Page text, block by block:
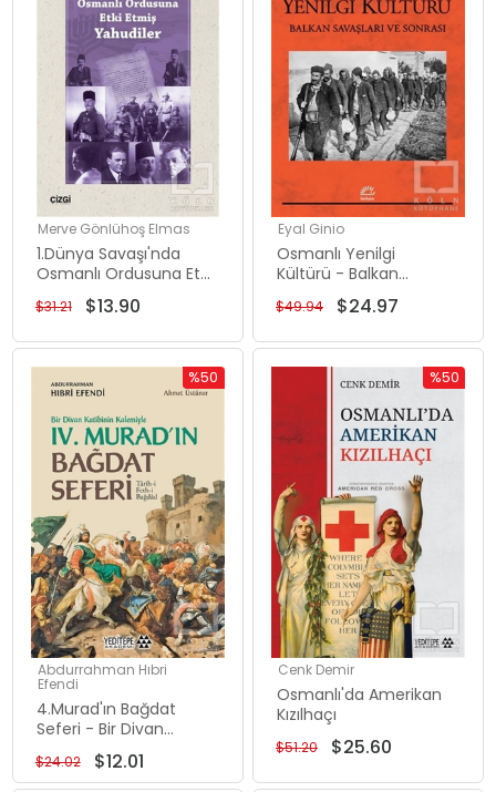
Merve Gönlühoş Elmas
1.Dünya Savaşı'nda
Osmanlı Ordusuna Etki
Etmiş Yahudiler
$13.90
$31.21
Eyal Ginio
Osmanlı Yenilgi
Kültürü - Balkan
Savaşları ve Sonrası
$24.97
$49.94
Abdurrahman Hıbri
Efendi
4.Murad'ın Bağdat
Seferi - Bir Divan
Katibinin Kalemiyle
$12.01
$24.02
%50
İndirim
%50İndirim
Cenk Demir
Osmanlı'da Amerikan
Kızılhaçı
$25.60
$51.20
%50